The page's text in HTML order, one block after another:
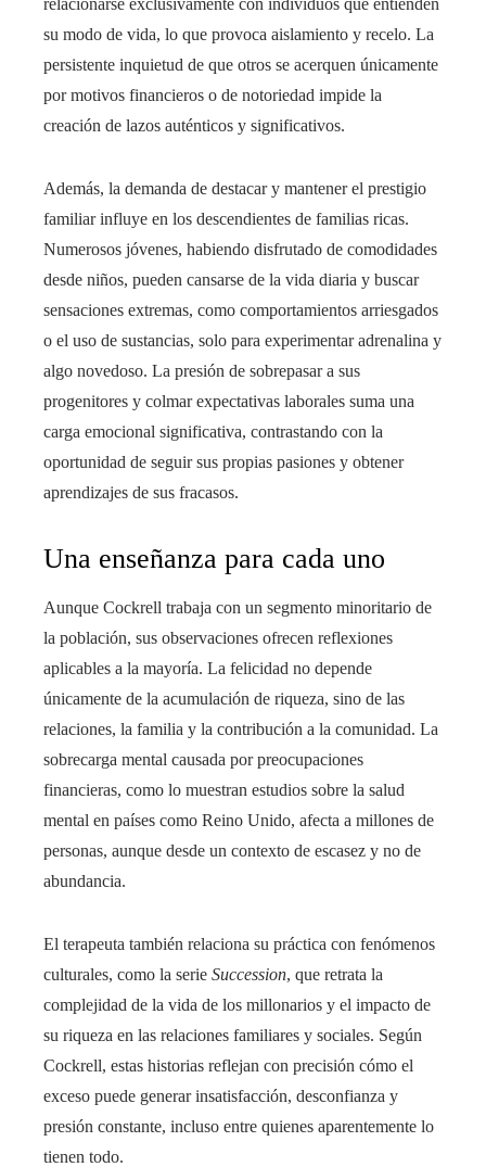
relacionarse exclusivamente con individuos que entienden
su modo de vida, lo que provoca aislamiento y recelo. La
persistente inquietud de que otros se acerquen únicamente
por motivos financieros o de notoriedad impide la
creación de lazos auténticos y significativos.
Además, la demanda de destacar y mantener el prestigio
familiar influye en los descendientes de familias ricas.
Numerosos jóvenes, habiendo disfrutado de comodidades
desde niños, pueden cansarse de la vida diaria y buscar
sensaciones extremas, como comportamientos arriesgados
o el uso de sustancias, solo para experimentar adrenalina y
algo novedoso. La presión de sobrepasar a sus
progenitores y colmar expectativas laborales suma una
carga emocional significativa, contrastando con la
oportunidad de seguir sus propias pasiones y obtener
aprendizajes de sus fracasos.
Una enseñanza para cada uno
Aunque Cockrell trabaja con un segmento minoritario de
la población, sus observaciones ofrecen reflexiones
aplicables a la mayoría. La felicidad no depende
únicamente de la acumulación de riqueza, sino de las
relaciones, la familia y la contribución a la comunidad. La
sobrecarga mental causada por preocupaciones
financieras, como lo muestran estudios sobre la salud
mental en países como Reino Unido, afecta a millones de
personas, aunque desde un contexto de escasez y no de
abundancia.
El terapeuta también relaciona su práctica con fenómenos
culturales, como la serie Succession, que retrata la
complejidad de la vida de los millonarios y el impacto de
su riqueza en las relaciones familiares y sociales. Según
Cockrell, estas historias reflejan con precisión cómo el
exceso puede generar insatisfacción, desconfianza y
presión constante, incluso entre quienes aparentemente lo
tienen todo.